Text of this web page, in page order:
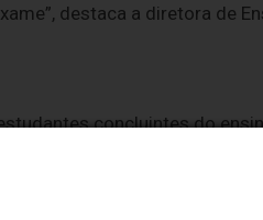
destaca a diretora de
concluintes do
do ensino médio.
pública estão pré-inscritos